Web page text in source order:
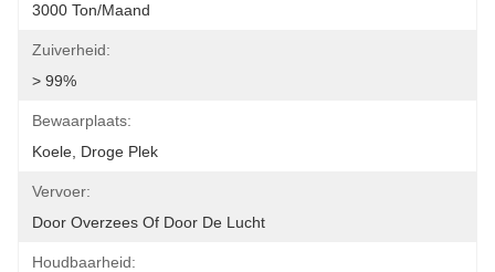
3000 Ton/maand
Zuiverheid:
> 99%
Bewaarplaats:
Koele, Droge Plek
Vervoer:
Door Overzees Of Door De Lucht
Houdbaarheid: